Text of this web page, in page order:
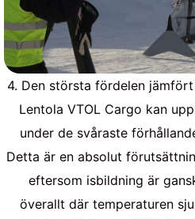
4. Den största fördelen
Lentola VTOL Cargo kan
under de svåraste
Detta är en absolut
eftersom isbildning är
överallt där temperaturen